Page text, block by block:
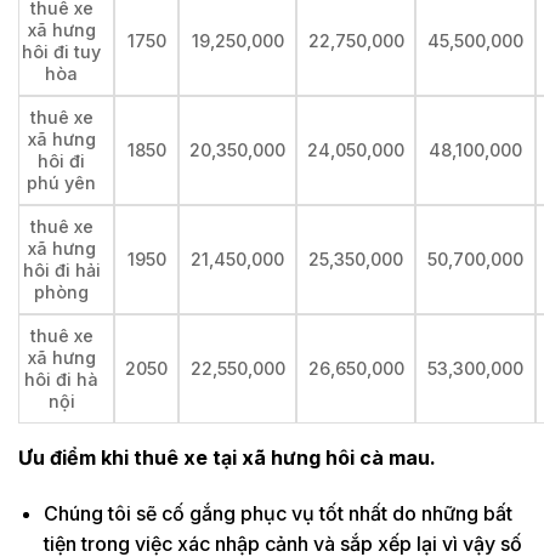
thuê xe
xã hưng
hôi đi tuy
hòa
1750 19,250,000 22,750,000 45,500,000
thuê xe
xã hưng
hôi đi
phú yên
1850 20,350,000 24,050,000 48,100,000
thuê xe
xã hưng
hôi đi hải
phòng
1950 21,450,000 25,350,000 50,700,000
thuê xe
xã hưng
hôi đi hà
nội
2050 22,550,000 26,650,000 53,300,000
Ưu điểm khi thuê xe tại xã hưng hôi cà mau.
Chúng tôi sẽ cố gắng phục vụ tốt nhất do những bất
tiện trong việc xác nhập cảnh và sắp xếp lại vì vậy số